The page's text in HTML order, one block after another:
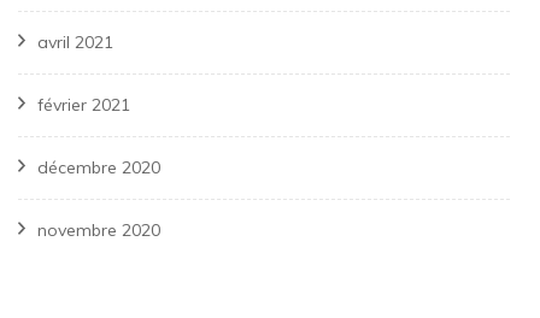
avril 2021
février 2021
décembre 2020
novembre 2020